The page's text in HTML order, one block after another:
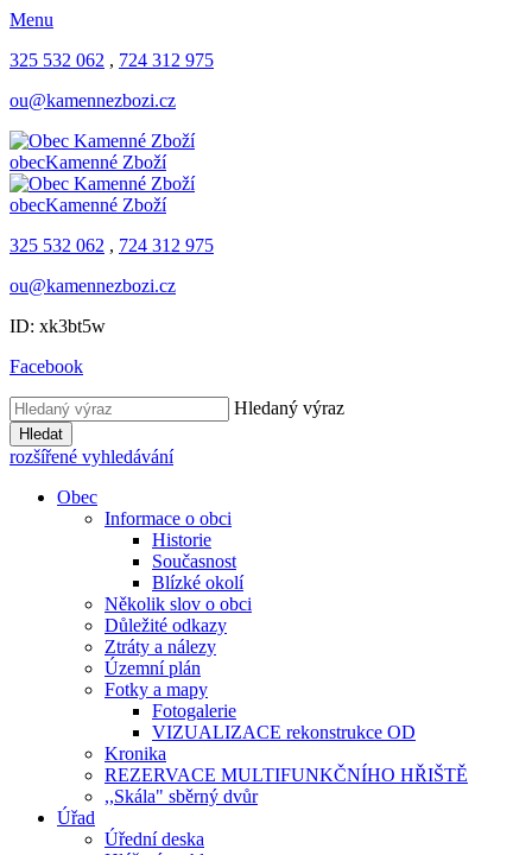
Menu
325 532 062 , 724 312 975
ou@kamennezbozi.cz
obecKamenné Zboží
obecKamenné Zboží
325 532 062 , 724 312 975
ou@kamennezbozi.cz
ID: xk3bt5w
Facebook
Hledaný výraz
Hledat
rozšířené vyhledávání
Obec
Informace o obci
Historie
Současnost
Blízké okolí
Několik slov o obci
Důležité odkazy
Ztráty a nálezy
Územní plán
Fotky a mapy
Fotogalerie
VIZUALIZACE rekonstrukce OD
Kronika
REZERVACE MULTIFUNKČNÍHO HŘIŠTĚ
,,Skála" sběrný dvůr
Úřad
Úřední deska